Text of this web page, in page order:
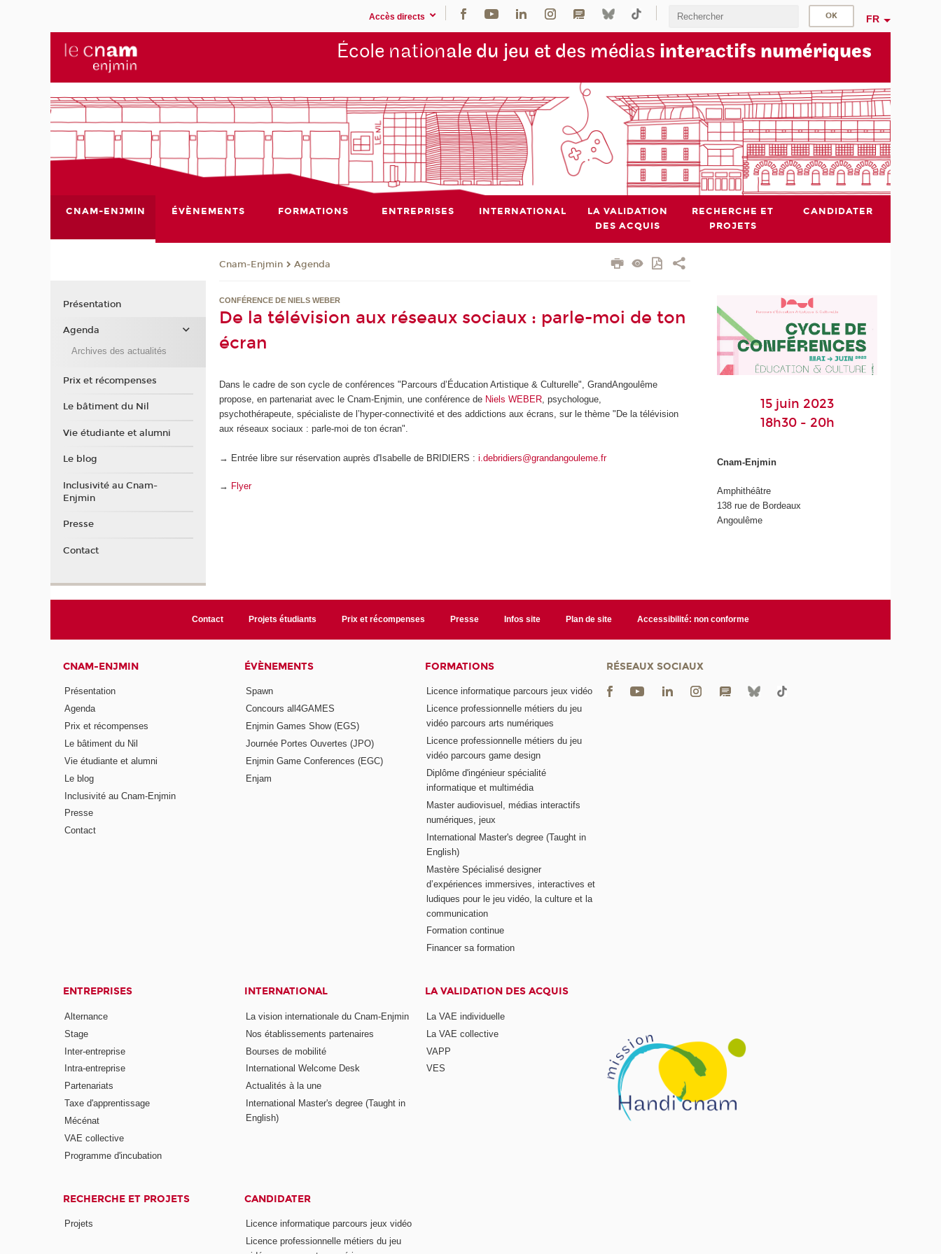
Accès directs FR
École nationale du jeu et des médias interactifs numériques
CNAM-ENJMIN ÉVÈNEMENTS FORMATIONS ENTREPRISES INTERNATIONAL
LA VALIDATION
DES ACQUIS
RECHERCHE ET
PROJETS
CANDIDATER
Cnam-Enjmin Agenda
CONFÉRENCE DE NIELS WEBER
De la télévision aux réseaux sociaux : parle-moi de ton
écran
Dans le cadre de son cycle de conférences "Parcours d’Éducation Artistique & Culturelle", GrandAngoulême
propose, en partenariat avec le Cnam-Enjmin, une conférence de Niels WEBER , psychologue,
psychothérapeute, spécialiste de l’hyper-connectivité et des addictions aux écrans, sur le thème "De la télévision
aux réseaux sociaux : parle-moi de ton écran".
→ Entrée libre sur réservation auprès d'Isabelle de BRIDIERS :i.debridiers@grandangouleme.fr
→ Flyer
15 juin 2023
18h30 - 20h
Cnam-Enjmin
Amphithéâtre
138 rue de Bordeaux
Angoulême
Présentation
Agenda
Archives des actualités
Prix et récompenses
Le bâtiment du Nil
Vie étudiante et alumni
Le blog
Inclusivité au Cnam-
Enjmin
Presse
Contact
Contact Projets étudiants Prix et récompenses Presse Infos site Plan de site Accessibilité: non conforme
CNAM-ENJMIN
Présentation
Agenda
Prix et récompenses
Le bâtiment du Nil
Vie étudiante et alumni
Le blog
Inclusivité au Cnam-Enjmin
Presse
Contact
ÉVÈNEMENTS
Spawn
Concours all4GAMES
Enjmin Games Show (EGS)
Journée Portes Ouvertes (JPO)
Enjmin Game Conferences (EGC)
Enjam
FORMATIONS
Licence informatique parcours jeux vidéo
Licence professionnelle métiers du jeu
vidéo parcours arts numériques
Licence professionnelle métiers du jeu
vidéo parcours game design
Diplôme d'ingénieur spécialité
informatique et multimédia
Master audiovisuel, médias interactifs
numériques, jeux
International Master's degree (Taught in
English)
Mastère Spécialisé designer
d’expériences immersives, interactives et
ludiques pour le jeu vidéo, la culture et la
communication
Formation continue
Financer sa formation
ENTREPRISES
Alternance
Stage
Inter-entreprise
Intra-entreprise
Partenariats
Taxe d'apprentissage
Mécénat
VAE collective
Programme d'incubation
INTERNATIONAL
La vision internationale du Cnam-Enjmin
Nos établissements partenaires
Bourses de mobilité
International Welcome Desk
Actualités à la une
International Master's degree (Taught in
English)
LA VALIDATION DES ACQUIS
La VAE individuelle
La VAE collective
VAPP
VES
RECHERCHE ET PROJETS
Projets
CANDIDATER
Licence informatique parcours jeux vidéo
Licence professionnelle métiers du jeu
RÉSEAUX SOCIAUX